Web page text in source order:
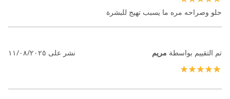
حلو وصراحه مره ما يسبب تهيج للبشرة
تم التقييم بواسطة مريم نشر على ١١/٠٨/٢٠٢٥